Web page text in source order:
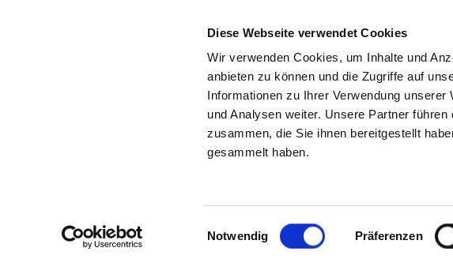
Diese Webseite verwendet Cookies
Wir verwenden Cookies, um Inhalte und
anbieten zu können und die Zugriffe auf
Informationen zu Ihrer Verwendung
und Analysen weiter. Unsere Partner
zusammen, die Sie ihnen bereitgestellt
gesammelt haben.
Einwilligungsauswahl
Notwendig Präferenzen
Zur Krankenhaus-Startseite